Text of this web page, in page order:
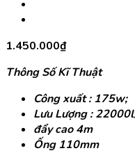
1.450.000₫
Thông Số Kĩ Thuật
Công xuất : 175w;
Lưu Lượng :
đẩy cao 4m
Ống 110mm